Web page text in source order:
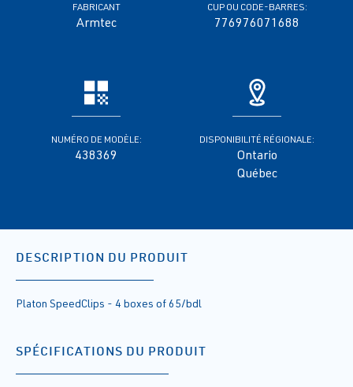
FABRICANT
Armtec
CUP OU CODE-BARRES:
776976071688
NUMÉRO DE MODÈLE:
438369
DISPONIBILITÉ RÉGIONALE:
Ontario
Québec
DESCRIPTION DU PRODUIT
Platon SpeedClips - 4 boxes of 65/bdl
SPÉCIFICATIONS DU PRODUIT